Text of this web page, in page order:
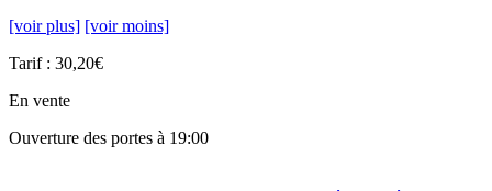
[voir plus] [voir moins]
Tarif : 30,20€
En vente
Ouverture des portes à 19:00